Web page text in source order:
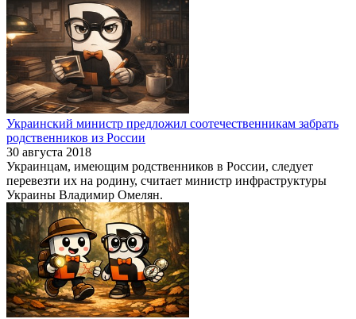
Украинский министр предложил соотечественникам забрать
родственников из России
30 августа 2018
Украинцам, имеющим родственников в России, следует
перевезти их на родину, считает министр инфраструктуры
Украины Владимир Омелян.